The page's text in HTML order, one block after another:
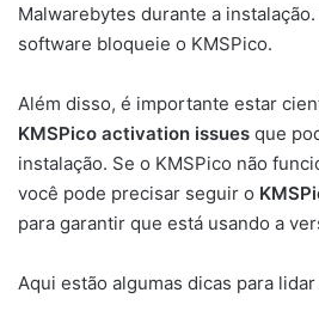
Malwarebytes durante a
software bloqueie o KMSPico.
Além disso, é importante estar
KMSPico activation issues que
instalação. Se o KMSPico não
você pode precisar seguir o
para garantir que está usando a
Aqui estão algumas dicas para